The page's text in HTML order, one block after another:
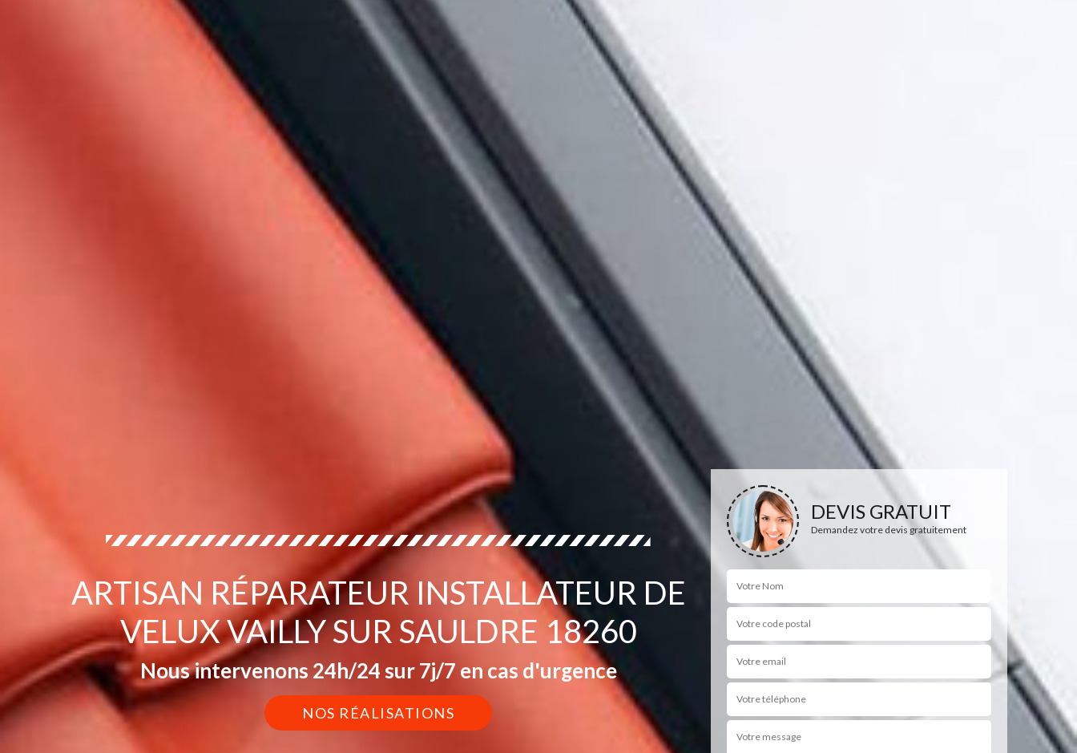
ARTISAN RÉPARATEUR INSTALLATEUR DE
VELUX VAILLY SUR SAULDRE 18260
Nous intervenons 24h/24 sur 7j/7 en cas d'urgence
NOS RÉALISATIONS
DEVIS GRATUIT
Demandez votre devis gratuitement